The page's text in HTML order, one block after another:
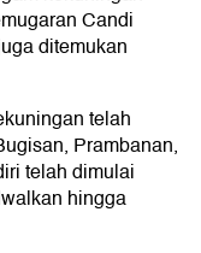
Candi
ditemukan
telah
Prambanan,
telah dimulai
hingga